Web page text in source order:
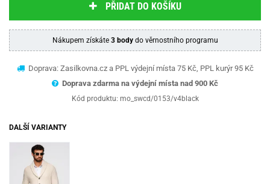
PŘIDAT DO KOŠÍKU
Nákupem získáte 3 bodydo věrnostního programu
Doprava: Zasilkovna.cz a PPL výdejní místa 75 Kč, PPL kurýr 95 Kč
Doprava zdarma na výdejní místa nad 900 Kč
Kód produktu: mo_swcd/0153/v4black
DALŠÍ VARIANTY